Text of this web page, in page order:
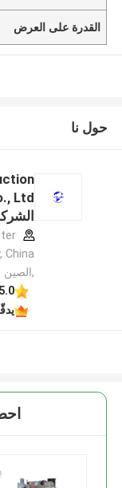
القدرة على العرض
حول نا
China
,الصين
5.0